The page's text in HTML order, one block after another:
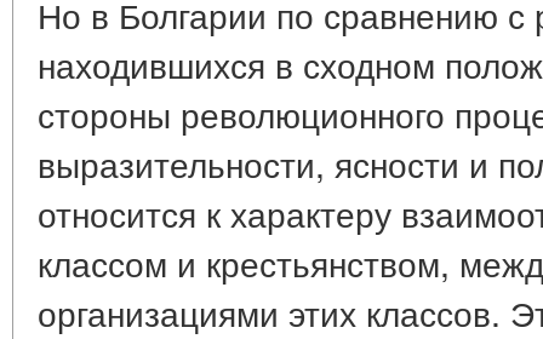
Но в Болгарии по сравнению с
находившихся в сходном
стороны революционного
выразительности, ясности и
относится к характеру
классом и крестьянством,
организациями этих классов.